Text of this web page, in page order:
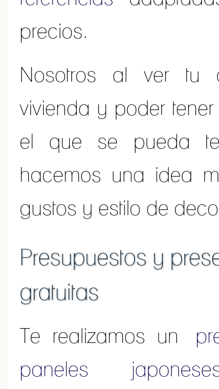
precios.
Nosotros al ver tu
vivienda y poder
el que se pueda
hacemos una idea
gustos y estilo de
Presupuestos y
gratuitas
Te realizamos un
paneles